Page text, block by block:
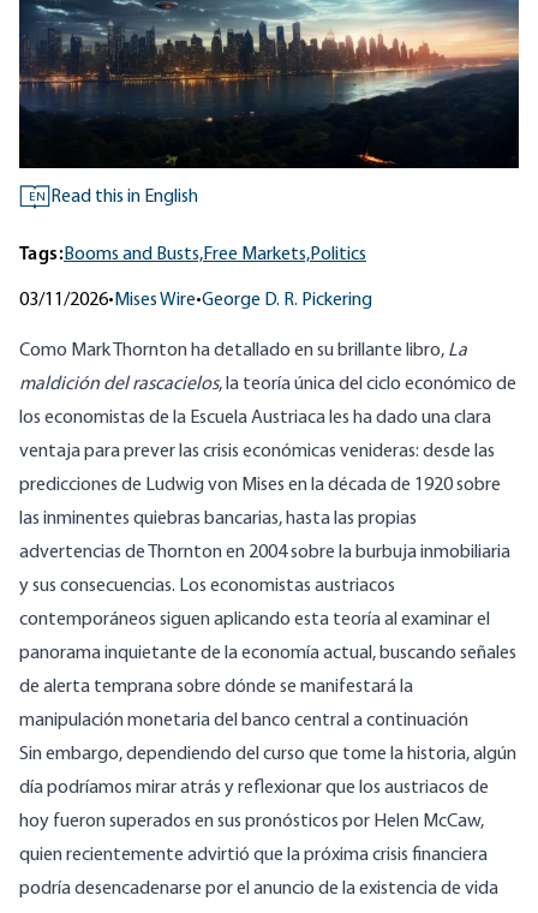
EN Read this in English
Tags:Booms and Busts,Free Markets,Politics
03/11/2026• Mises Wire•George D. R. Pickering
Como Mark Thornton ha detallado en su brillante libro, La
maldición del rascacielos, la teoría única del ciclo económico de
los economistas de la Escuela Austriaca les ha dado una clara
ventaja para prever las crisis económicas venideras: desde las
predicciones de Ludwig von Mises en la década de 1920 sobre
las inminentes quiebras bancarias, hasta las propias
advertencias de Thornton en 2004 sobre la burbuja inmobiliaria
y sus consecuencias. Los economistas austriacos
contemporáneos siguen aplicando esta teoría al examinar el
panorama inquietante de la economía actual, buscando señales
de alerta temprana sobre dónde se manifestará la
manipulación monetaria del banco central a continuación
Sin embargo, dependiendo del curso que tome la historia, algún
día podríamos mirar atrás y reflexionar que los austriacos de
hoy fueron superados en sus pronósticos por Helen McCaw,
quienrecientemente advirtió que la próxima crisis financiera
podría desencadenarse por el anuncio de la existencia de vida